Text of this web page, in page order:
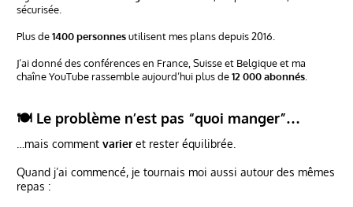
sécurisée.
Plus de1400 personnesutilisent mes plans depuis 2016.
J’ai donné des conférences en France, Suisse et Belgique et ma
chaîne YouTube rassemble aujourd’hui plus de12 000 abonnés
🍽️ Le problème n’est pas “quoi manger”…
…mais comment varieret rester équilibrée.
Quand j’ai commencé, je tournais moi aussi autour des mêmes
repas :